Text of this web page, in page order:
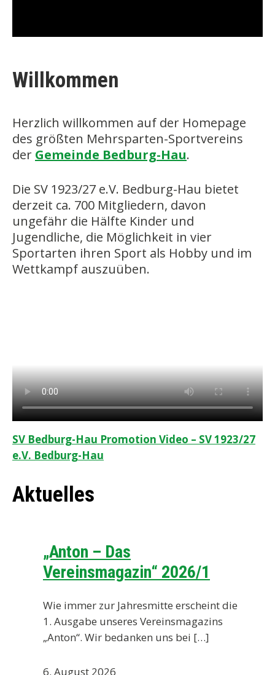
Willkommen
Herzlich willkommen auf der Homepage
des größten Mehrsparten-Sportvereins
der Gemeinde Bedburg-Hau.
Die SV 1923/27 e.V. Bedburg-Hau bietet
derzeit ca. 700 Mitgliedern, davon
ungefähr die Hälfte Kinder und
Jugendliche, die Möglichkeit in vier
Sportarten ihren Sport als Hobby und im
Wettkampf auszuüben.
SV Bedburg-Hau Promotion Video – SV 1923/27
e.V. Bedburg-Hau
Aktuelles
„Anton – Das
Vereinsmagazin“ 2026/1
Wie immer zur Jahresmitte erscheint die
1. Ausgabe unseres Vereinsmagazins
„Anton“. Wir bedanken uns bei […]
6. August 2026